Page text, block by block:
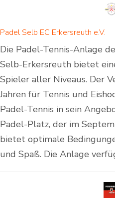
Padel Selb EC Erkersreuth e.V.
Die Padel-Tennis-Anlage
Selb-Erkersreuth bietet
Spieler aller Niveaus. Der
Jahren für Tennis und
Padel-Tennis in sein
Padel-Platz, der im
bietet optimale
und Spaß. Die Anlage